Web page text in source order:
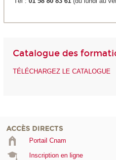
Catalogue des
TÉLÉCHARGEZ LE CATALOGUE
ACCÈS DIRECTS
Portail Cnam
Inscription en ligne